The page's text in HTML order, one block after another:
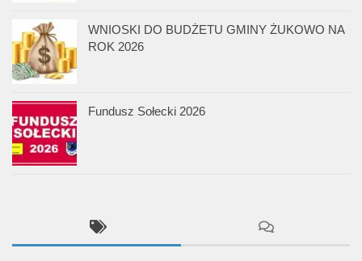
WNIOSKI DO BUDŻETU GMINY ŻUKOWO NA
ROK 2026
Fundusz Sołecki 2026